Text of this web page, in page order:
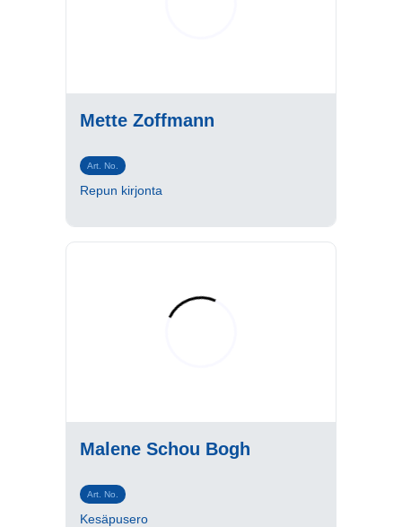
Mette Zoffmann
Art. No.
Repun kirjonta
Malene Schou Bogh
Art. No.
Kesäpusero